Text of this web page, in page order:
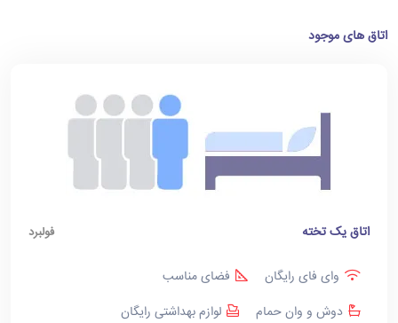
اتاق های موجود
اتاق یک تخته فولبرد
وای فای رایگان
فضای مناسب
دوش و وان حمام
لوازم بهداشتی رایگان